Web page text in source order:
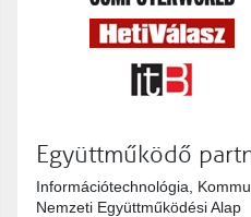
Együttműködő
Információtechnológia,
Nemzeti Együttműködési Alap